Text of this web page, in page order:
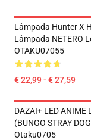
Lâmpada Hunter X
Lâmpada NETERO
OTAKU07055
€ 22,99 - € 27,59
DAZAI+ LED ANIME
(BUNGO STRAY
Otaku0705